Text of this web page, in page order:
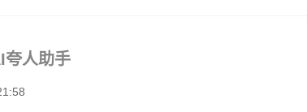
夸人助手